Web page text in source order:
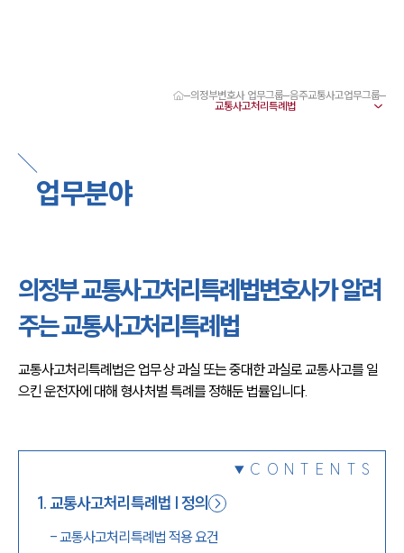
의정부형사전문변호사
의정부이혼전문변호사
의정부학교폭력변호사
의정부 분사무소 오시는 길
의정부변호사상담 상담접수
채용정보
의정부변호사 업무그룹 음주교통사고업무그룹
업무분야
의정부 교통사고처리특례법변호사가 알려
주는 교통사고처리특례법
교통사고처리특례법은 업무상 과실 또는 중대한 과실로 교통사고를 일
으킨 운전자에 대해 형사처벌 특례를 정해둔 법률입니다.
CONTENTS
1.교통사고처리특례법 | 정의
-교통사고처리특례법 적용 요건